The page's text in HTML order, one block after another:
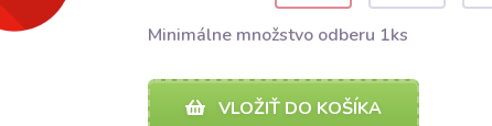
Minimálne množstvo odberu 1ks
VLOŽIŤ DO KOŠÍKA